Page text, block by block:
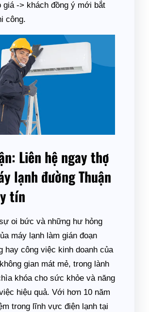
giá -> khách đồng ý mới bắt
công.
Liên hệ ngay thợ
lạnh đường Thuận
tín
oi bức và những hư hỏng
máy lạnh làm gián đoạn
hay công việc kinh doanh của
gian mát mẻ, trong lành
khóa cho sức khỏe và năng
hiệu quả. Với hơn 10 năm
trong lĩnh vực điện lạnh tại